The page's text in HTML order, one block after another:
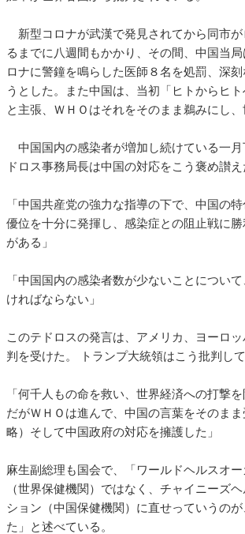
新型コロナが武漢で発見されてから同市
るまでに八週間もかかり、その間、中国当
ロナに警鐘を鳴らした医師８名を処罰、深
うとした。また中国は、当初「ヒトからヒト
と主張、ＷＨＯはそれをそのまま鵜みにし、
中国国内の感染者が増加し続けている一月
ドロス事務局長は中国の対応をこう褒め讃え
「中国共産党の強力な指導の下で、中国の
優位を十分に発揮し、感染症との阻止戦に
がある」
「中国国内の感染者数が少ないことについ
ければならない」
このテドロスの発言は、アメリカ、ヨーロ
判を受けた。 トランプ大統領はこう批判して
「何千人もの命を救い、世界経済への打撃を
だがＷＨＯは進んで、中国の言葉をそのま
略）そして中国政府の対応を擁護した」
麻生副総理も国会で、「ワールドヘルスオ
（世界保健機関）ではなく、チャイニーズ
ション（中国保健機関）に直せっていうの
た」と述べている。